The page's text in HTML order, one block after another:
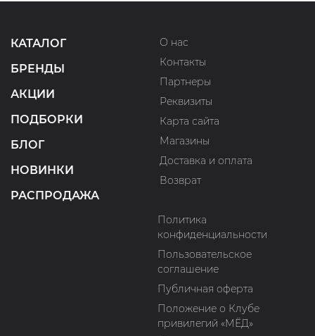
КАТАЛОГ
БРЕНДЫ
АКЦИИ
ПОДБОРКИ
БЛОГ
НОВИНКИ
РАСПРОДАЖА
О нас
Контакты
Партнеры
Реквизиты
Карта сайта
Магазины
Доставка и оплата
Возврат
Политика
конфиденциальности
Пользовательское
соглашение
Публичная оферта
Положение о Клубе
привилегий «МЁД»